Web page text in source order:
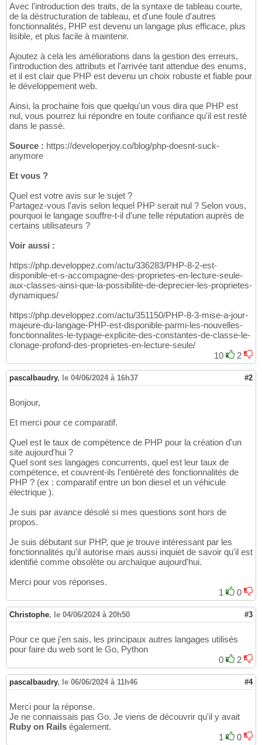
Avec l'introduction des traits, de la syntaxe de tableau courte,
de la déstructuration de tableau, et d'une foule d'autres
fonctionnalités, PHP est devenu un langage plus efficace, plus
lisible, et plus facile à maintenir.
Ajoutez à cela les améliorations dans la gestion des erreurs,
l'introduction des attributs et l'arrivée tant attendue des enums,
et il est clair que PHP est devenu un choix robuste et fiable pour
le développement web.
Ainsi, la prochaine fois que quelqu'un vous dira que PHP est
nul, vous pourrez lui répondre en toute confiance qu'il est resté
dans le passé.
Source : https://developerjoy.co/blog/php-doesnt-suck-
anymore
Et vous ?
Quel est votre avis sur le sujet ?
Partagez-vous l'avis selon lequel PHP serait nul ? Selon vous,
pourquoi le langage souffre-t-il d'une telle réputation auprès de
certains utilisateurs ?
Voir aussi :
https://php.developpez.com/actu/336283/PHP-8-2-est-
disponible-et-s-accompagne-des-proprietes-en-lecture-seule-
aux-classes-ainsi-que-la-possibilite-de-deprecier-les-proprietes-
dynamiques/
https://php.developpez.com/actu/351150/PHP-8-3-mise-a-jour-
majeure-du-langage-PHP-est-disponible-parmi-les-nouvelles-
fonctionnalites-le-typage-explicite-des-constantes-de-classe-le-
clonage-profond-des-proprietes-en-lecture-seule/
10
2
pascalbaudry, le 04/06/2024 à 16h37 #2
Bonjour,
Et merci pour ce comparatif.
Quel est le taux de compétence de PHP pour la création d'un
site aujourd'hui ?
Quel sont ses langages concurrents, quel est leur taux de
compétence, et couvrent-ils l'entièreté des fonctionnalités de
PHP ? (ex : comparatif entre un bon diesel et un véhicule
électrique ).
Je suis par avance désolé si mes questions sont hors de
propos.
Je suis débutant sur PHP, que je trouve intéressant par les
fonctionnalités qu'il autorise mais aussi inquiet de savoir qu'il est
identifié comme obsolète ou archaïque aujourd'hui.
Merci pour vos réponses.
1
0
Christophe, le 04/06/2024 à 20h50 #3
Pour ce que j'en sais, les principaux autres langages utilisés
pour faire du web sont le Go, Python
0
2
pascalbaudry, le 06/06/2024 à 11h46 #4
Merci pour la réponse.
Je ne connaissais pas Go. Je viens de découvrir qu'il y avait
Ruby on Rails également.
1
0